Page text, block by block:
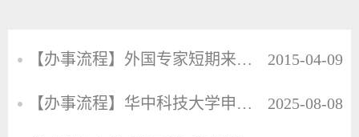
【办事流程】外国专家短期来华流程 2015-04-09
【办事流程】华中科技大学申请及举办国际会议须知 2025-08-08